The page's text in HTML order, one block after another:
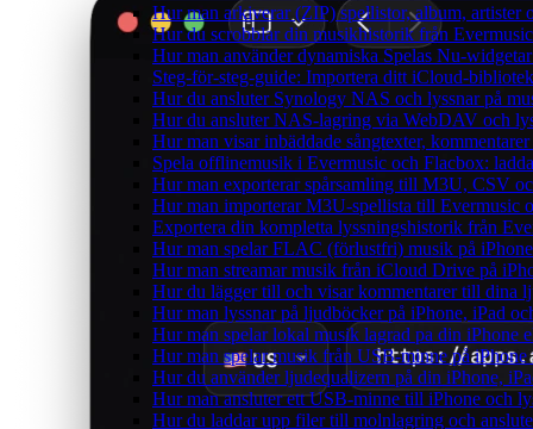
Hur man arkiverar (ZIP) spellistor, album, artister
Hur du scrobblar din musikhistorik från
Hur man använder dynamiska Spelas Nu-
Steg-för-steg-guide: Importera ditt iCloud-
Hur du ansluter Synology NAS och lyssnar på
Hur du ansluter NAS-lagring via WebDAV och
Hur man visar inbäddade sångtexter,
Spela offlinemusik i Evermusic och Flacbox:
Hur man exporterar spårsamling till M3U, CSV
Hur man importerar M3U-spellista till Evermusic
Exportera din kompletta lyssningshistorik från
Hur man spelar FLAC (förlustfri) musik på iPhone
Hur man streamar musik från iCloud Drive på
Hur du lägger till och visar kommentarer till dina
Hur man lyssnar på ljudböcker på iPhone, iPad
Hur man spelar lokal musik lagrad pa din iPhone
Hur man spelar musik från USB-minne på
Hur du använder ljudequalizern på din iPhone,
Hur man ansluter ett USB-minne till iPhone och
Hur du laddar upp filer till molnlagring och